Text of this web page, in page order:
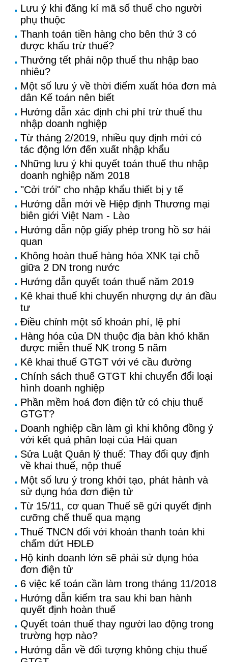
Lưu ý khi đăng kí mã số thuế cho người
phụ thuộc
Thanh toán tiền hàng cho bên thứ 3 có
được khấu trừ thuế?
Thưởng tết phải nộp thuế thu nhập bao
nhiêu?
Một số lưu ý về thời điểm xuất hóa đơn mà
dân Kế toán nên biết
Hướng dẫn xác định chi phí trừ thuế thu
nhập doanh nghiệp
Từ tháng 2/2019, nhiều quy định mới có
tác động lớn đến xuất nhập khẩu
Những lưu ý khi quyết toán thuế thu nhập
doanh nghiệp năm 2018
"Cởi trói" cho nhập khẩu thiết bị y tế
Hướng dẫn mới về Hiệp định Thương mại
biên giới Việt Nam - Lào
Hướng dẫn nộp giấy phép trong hồ sơ hải
quan
Không hoàn thuế hàng hóa XNK tại chỗ
giữa 2 DN trong nước
Hướng dẫn quyết toán thuế năm 2019
Kê khai thuế khi chuyển nhượng dự án đầu
tư
Điều chỉnh một số khoản phí, lệ phí
Hàng hóa của DN thuộc địa bàn khó khăn
được miễn thuế NK trong 5 năm
Kê khai thuế GTGT với vé cầu đường
Chính sách thuế GTGT khi chuyển đổi loại
hình doanh nghiệp
Phần mềm hoá đơn điện tử có chịu thuế
GTGT?
Doanh nghiệp cần làm gì khi không đồng ý
với kết quả phân loại của Hải quan
Sửa Luật Quản lý thuế: Thay đổi quy định
về khai thuế, nộp thuế
Một số lưu ý trong khởi tạo, phát hành và
sử dụng hóa đơn điện tử
Từ 15/11, cơ quan Thuế sẽ gửi quyết định
cưỡng chế thuế qua mạng
Thuế TNCN đối với khoản thanh toán khi
chấm dứt HĐLĐ
Hộ kinh doanh lớn sẽ phải sử dụng hóa
đơn điện tử
6 việc kế toán cần làm trong tháng 11/2018
Hướng dẫn kiểm tra sau khi ban hành
quyết định hoàn thuế
Quyết toán thuế thay người lao động trong
trường hợp nào?
Hướng dẫn về đối tượng không chịu thuế